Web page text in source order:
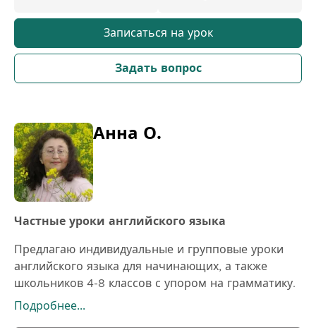
Записаться на урок
Задать вопрос
Анна О.
Частные уроки английского языка
Предлагаю индивидуальные и групповые уроки
английского языка для начинающих, а также
школьников 4-8 классов с упором на грамматику.
Понятно объясняю сложное, подбираю
Подробнее...